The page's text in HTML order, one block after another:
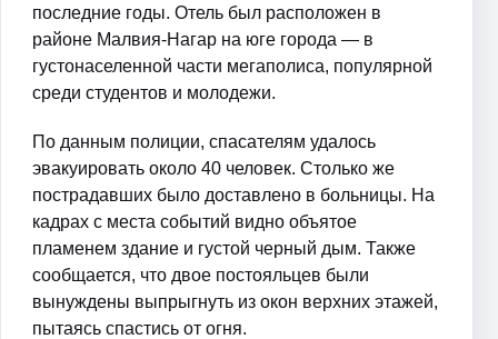
последние годы. Отель был расположен в
районе Малвия-Нагар на юге города — в
густонаселенной части мегаполиса, популярной
среди студентов и молодежи.
По данным полиции, спасателям удалось
эвакуировать около 40 человек. Столько же
пострадавших было доставлено в больницы. На
кадрах с места событий видно объятое
пламенем здание и густой черный дым. Также
сообщается, что двое постояльцев были
вынуждены выпрыгнуть из окон верхних этажей,
пытаясь спастись от огня.